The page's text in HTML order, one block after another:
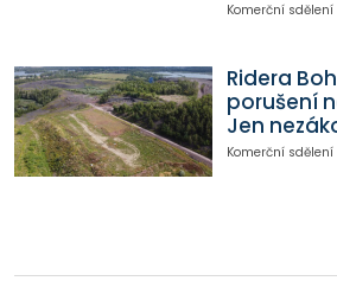
Komerční sdělení
Ridera
porušení
Jen
Komerční sdělení